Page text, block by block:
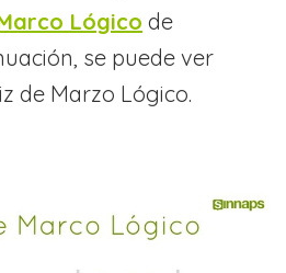
Lógico de
se puede ver
de Marzo Lógico.